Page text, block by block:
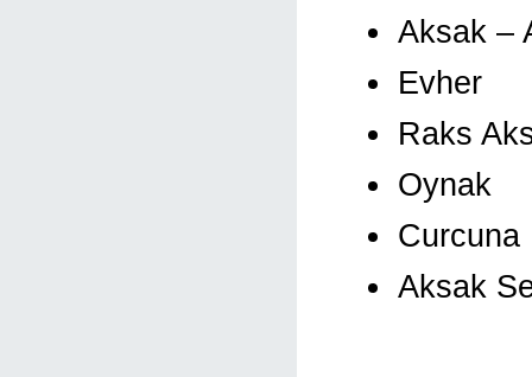
Aksak –
Evher
Raks
Oynak
Curcuna
Aksak